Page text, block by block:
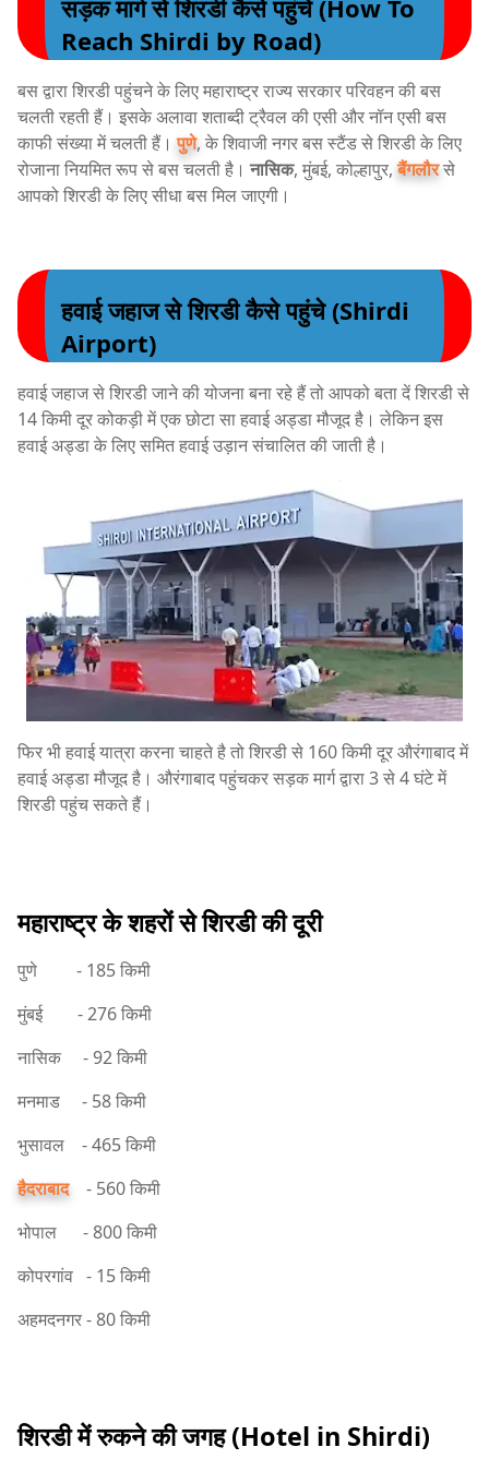
सड़क मार्ग से शिरडी कैसे पहुंचे (How To
Reach Shirdi by Road)
बस द्वारा शिरडी पहुंचने के लिए महाराष्ट्र राज्य सरकार परिवहन की बस
चलती रहती हैं। इसके अलावा शताब्दी ट्रैवल की एसी और नॉन एसी बस
काफी संख्या में चलती हैं।पुणे, के शिवाजी नगर बस स्टैंड से शिरडी के लिए
रोजाना नियमित रूप से बस चलती है।नासिक, मुंबई, कोल्हापुर,बैंगलौरसे
आपको शिरडी के लिए सीधा बस मिल जाएगी।
हवाई जहाज से शिरडी कैसे पहुंचे (Shirdi
Airport)
हवाई जहाज से शिरडी जाने की योजना बना रहे हैं तो आपको बता दें शिरडी से
14 किमी दूर कोकड़ी में एक छोटा सा हवाई अड्डा मौजूद है। लेकिन इस
हवाई अड्डा के लिए समित हवाई उड़ान संचालित की जाती है।
फिर भी हवाई यात्रा करना चाहते है तो शिरडी से 160 किमी दूर औरंगाबाद में
हवाई अड्डा मौजूद है। औरंगाबाद पहुंचकर सड़क मार्ग द्वारा 3 से 4 घंटे में
शिरडी पहुंच सकते हैं।
महाराष्ट्र के शहरों से शिरडी की दूरी
पुणे - 185 किमी
मुंबई - 276 किमी
नासिक - 92 किमी
मनमाड - 58 किमी
भुसावल - 465 किमी
हैदराबाद- 560 किमी
भोपाल - 800 किमी
कोपरगांव - 15 किमी
अहमदनगर - 80 किमी
शिरडी में रुकने की जगह (Hotel in Shirdi)